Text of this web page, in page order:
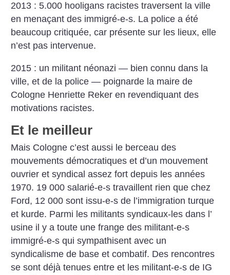
2013 : 5.000 hooligans racistes traversent la ville
en menaçant des immigré-e-s. La police a été
beaucoup critiquée, car présente sur les lieux, elle
n’est pas intervenue.
2015 : un militant néonazi — bien connu dans la
ville, et de la police — poignarde la maire de
Cologne Henriette Reker en revendiquant des
motivations racistes.
Et le meilleur
Mais Cologne c’est aussi le berceau des
mouvements démocratiques et d’un mouvement
ouvrier et syndical assez fort depuis les années
1970. 19 000 salarié-e-s travaillent rien que chez
Ford, 12 000 sont issu-e-s de l’immigration turque
et kurde. Parmi les militants syndicaux-les dans l’
usine il y a toute une frange des militant-e-s
immigré-e-s qui sympathisent avec un
syndicalisme de base et combatif. Des rencontres
se sont déjà tenues entre et les militant-e-s de IG